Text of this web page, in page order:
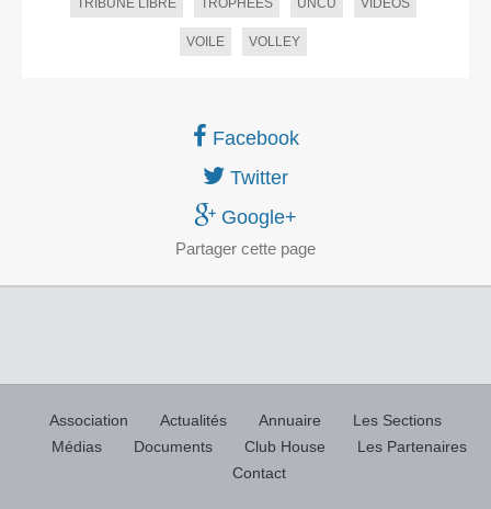
TRIBUNE LIBRE TROPHEES UNCU VIDEOS
VOILE VOLLEY
Facebook
Twitter
Google+
Partager cette page
Association Actualités Annuaire
Les Sections
Médias
Documents Club House
Les Partenaires
Contact